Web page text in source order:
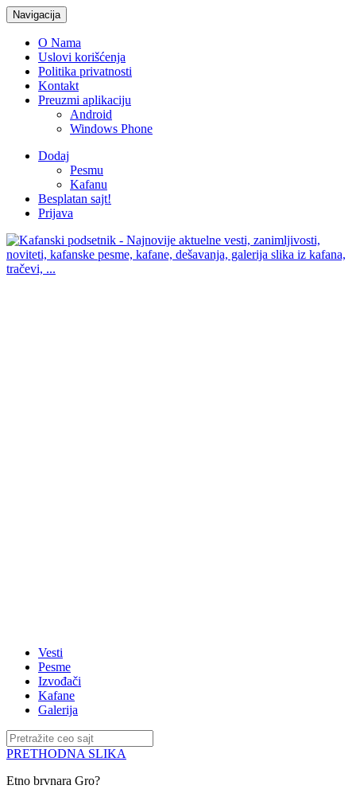
Navigacija
O Nama
Uslovi korišćenja
Politika privatnosti
Kontakt
Preuzmi aplikaciju
Android
Windows Phone
Dodaj
Pesmu
Kafanu
Besplatan sajt!
Prijava
Vesti
Pesme
Izvođači
Kafane
Galerija
PRETHODNA SLIKA
Etno brvnara Gro?